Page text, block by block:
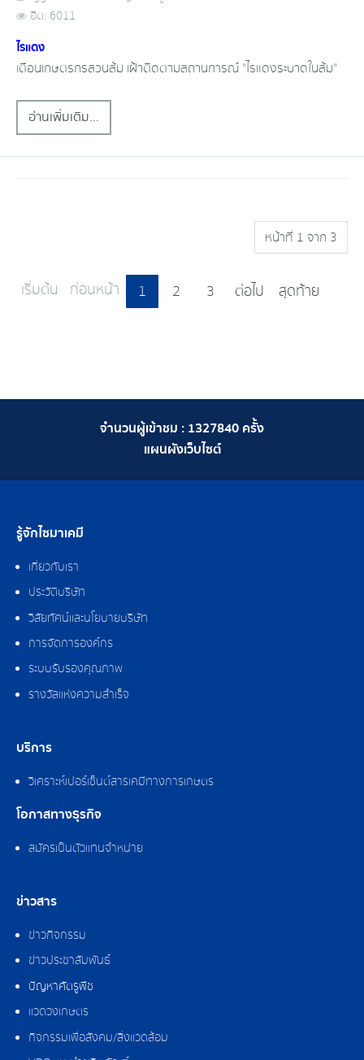
ฮิต: 6011
ไรแดง
เตือน​เกษตรกรสวนส้ม เฝ้าติดตามสถานการณ์​ "ไรแดงระบาดในส้ม"
อ่านเพิ่มเติม...
หน้าที่ 1 จาก 3
เริ่มต้น ก่อนหน้า 1 2 3 ต่อไป สุดท้าย
จำนวนผู้เข้าชม : 1327840 ครั้ง
แผนผังเว็บไซต์
รู้จักไซมาเคมี
เกี่ยวกับเรา
ประวัติบริษัท
วิสัยทัศน์และนโยบายบริษัท
การจัดการองค์กร
ระบบรับรองคุณภาพ
รางวัลแห่งความสำเร็จ
บริการ
วิเคราะห์เปอร์เซ็นต์สารเคมีทางการเกษตร
โอกาสทางธุรกิจ
สมัครเป็นตัวแทนจำหน่าย
ข่าวสาร
ข่าวกิจกรรม
ข่าวประชาสัมพันธ์
ปัญหาศัตรูพืช
แวดวงเกษตร
กิจกรรมเพื่อสังคม/สิ่งแวดล้อม